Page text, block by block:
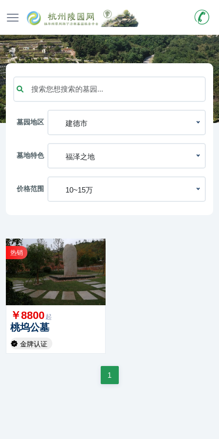
墓园地区 建德市
墓地特色 福泽之地
价格范围 10~15万
热销
￥8800 起
桃坞公墓
金牌认证
1